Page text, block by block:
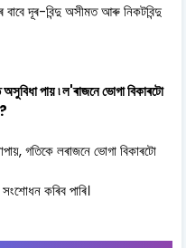
দূৰ-বিন্দু অসীমত আৰু নিকটবিন্দু
পায় ৷ ল'ৰাজনে ভোগা বিকাৰটো
গতিকে লৰাজনে ভোগা বিকাৰটো
কৰিব পাৰি।